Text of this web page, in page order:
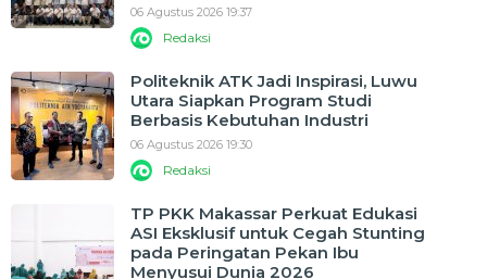
06 Agustus 2026 19:37
Redaksi
Politeknik ATK Jadi Inspirasi, Luwu
Utara Siapkan Program Studi
Berbasis Kebutuhan Industri
06 Agustus 2026 19:30
Redaksi
TP PKK Makassar Perkuat Edukasi
ASI Eksklusif untuk Cegah Stunting
pada Peringatan Pekan Ibu
Menyusui Dunia 2026